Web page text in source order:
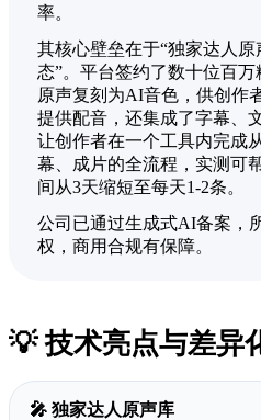
率。
其核心壁垒在于“独家达人原
态”。平台签约了数十位百
原声复刻为AI音色，供创作
提供配音，还集成了字幕、
让创作者在一个工具内完成
幕、成片的全流程，实测可
间从3天缩短至每天1-2条。
公司已通过生成式AI备案，
权，商用合规有保障。
💡 技术亮点与差异
🎤 独家达人原声库